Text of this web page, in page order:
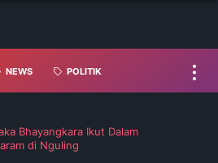
NEWS POLITIK
Bhayangkara Ikut Dalam
di Nguling